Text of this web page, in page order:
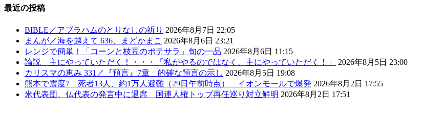
最近の投稿
BIBLE／アブラハムのとりなしの祈り 2026年8月7日 22:05
まんが／海を越えて 636、まどかまこ 2026年8月6日 23:21
レンジで簡単！「コーンと枝豆のポテサラ」旬の一品 2026年8月6日 11:15
論説 主にやっていただく！・・・「私がやるのではなく、主にやっていただく！」
2026年8月5日 23:00
カリスマの恵み 331／『預言』7章 的確な預言の示し 2026年8月5日 19:08
熊本で震度7 死者13人、約1万人避難（29日午前時点） イオンモールで爆発 2026年8月2日 17:55
米代表団、仏代表の発言中に退席 国連人権トップ再任巡り対立鮮明 2026年8月2日 17:51